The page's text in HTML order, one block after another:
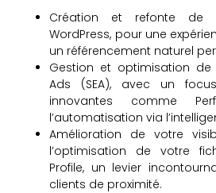
Création et refonte de
WordPress, pour une
un référencement naturel
Gestion et optimisation
Ads (SEA), avec un
innovantes comme
l’automatisation via
Amélioration de votre
l’optimisation de votre
Profile, un levier
clients de proximité.